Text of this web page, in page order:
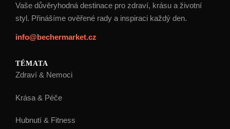
Vaše důvěryhodná destinace pro zdraví, krásu a životní
styl. Přinášíme ověřené rady a inspiraci každý den.
info@bechermarket.cz
TÉMATA
Zdraví & Nemoci
Krása & Péče
Hubnutí & Fitness